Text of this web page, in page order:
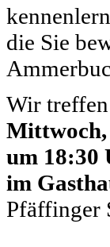
die Sie
Wir treffen
Mittwoch,
um 18:30
im
Pfäffinger